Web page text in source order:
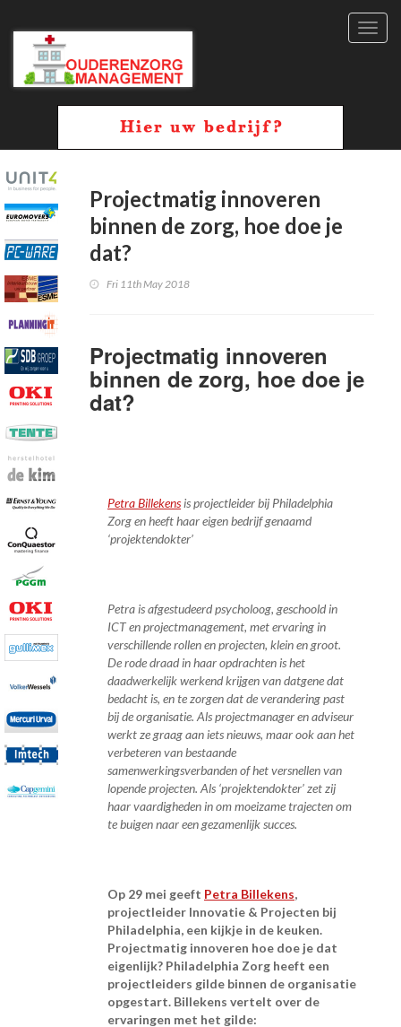
Projectmatig innoveren
binnen de zorg, hoe doe je
dat?
Fri 11th May 2018
Projectmatig innoveren
binnen de zorg, hoe doe je
dat?
Petra Billekens is projectleider bij Philadelphia
Zorg en heeft haar eigen bedrijf genaamd
‘projektendokter’
Petra is afgestudeerd psycholoog, geschoold in
ICT en projectmanagement, met ervaring in
verschillende rollen en projecten, klein en groot.
De rode draad in haar opdrachten is het
daadwerkelijk werkend krijgen van datgene dat
bedacht is, en te zorgen dat de verandering past
bij de organisatie. Als projectmanager en adviseur
werkt ze graag aan iets nieuws, maar ook aan het
verbeteren van bestaande
samenwerkingsverbanden of het versnellen van
lopende projecten. Als ‘projektendokter’ zet zij
haar vaardigheden in om moeizame trajecten om
te buigen naar een gezamenlijk succes.
Op 29 mei geeft Petra Billekens,
projectleider Innovatie & Projecten bij
Philadelphia, een kijkje in de keuken.
Projectmatig innoveren hoe doe je dat
eigenlijk? Philadelphia Zorg heeft een
projectleiders gilde binnen de organisatie
opgestart. Billekens vertelt over de
ervaringen met het gilde: